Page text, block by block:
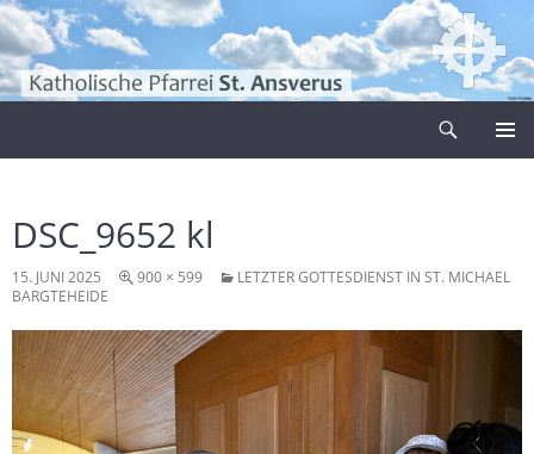
Zum
Inhalt
springen
DSC_9652 kl
15. JUNI 2025 900 × 599
LETZTER GOTTESDIENST IN ST. MICHAEL
BARGTEHEIDE